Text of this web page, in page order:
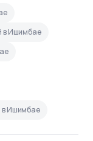
в Ишимбае
в Ишимбае